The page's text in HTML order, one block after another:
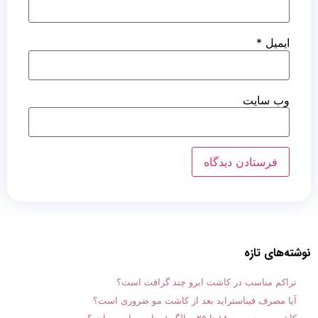
ایمیل *
وب‌ سایت
نوشته‌های تازه
تراکم مناسب در کاشت ابرو چند گرافت است؟
آیا مصرف فیناستراید بعد از کاشت مو ضروری است؟